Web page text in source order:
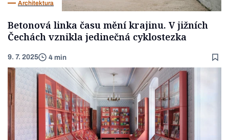
Architektura
Betonová linka času mění krajinu. V jižních
Čechách vznikla jedinečná cyklostezka
9. 7. 2025 4 min